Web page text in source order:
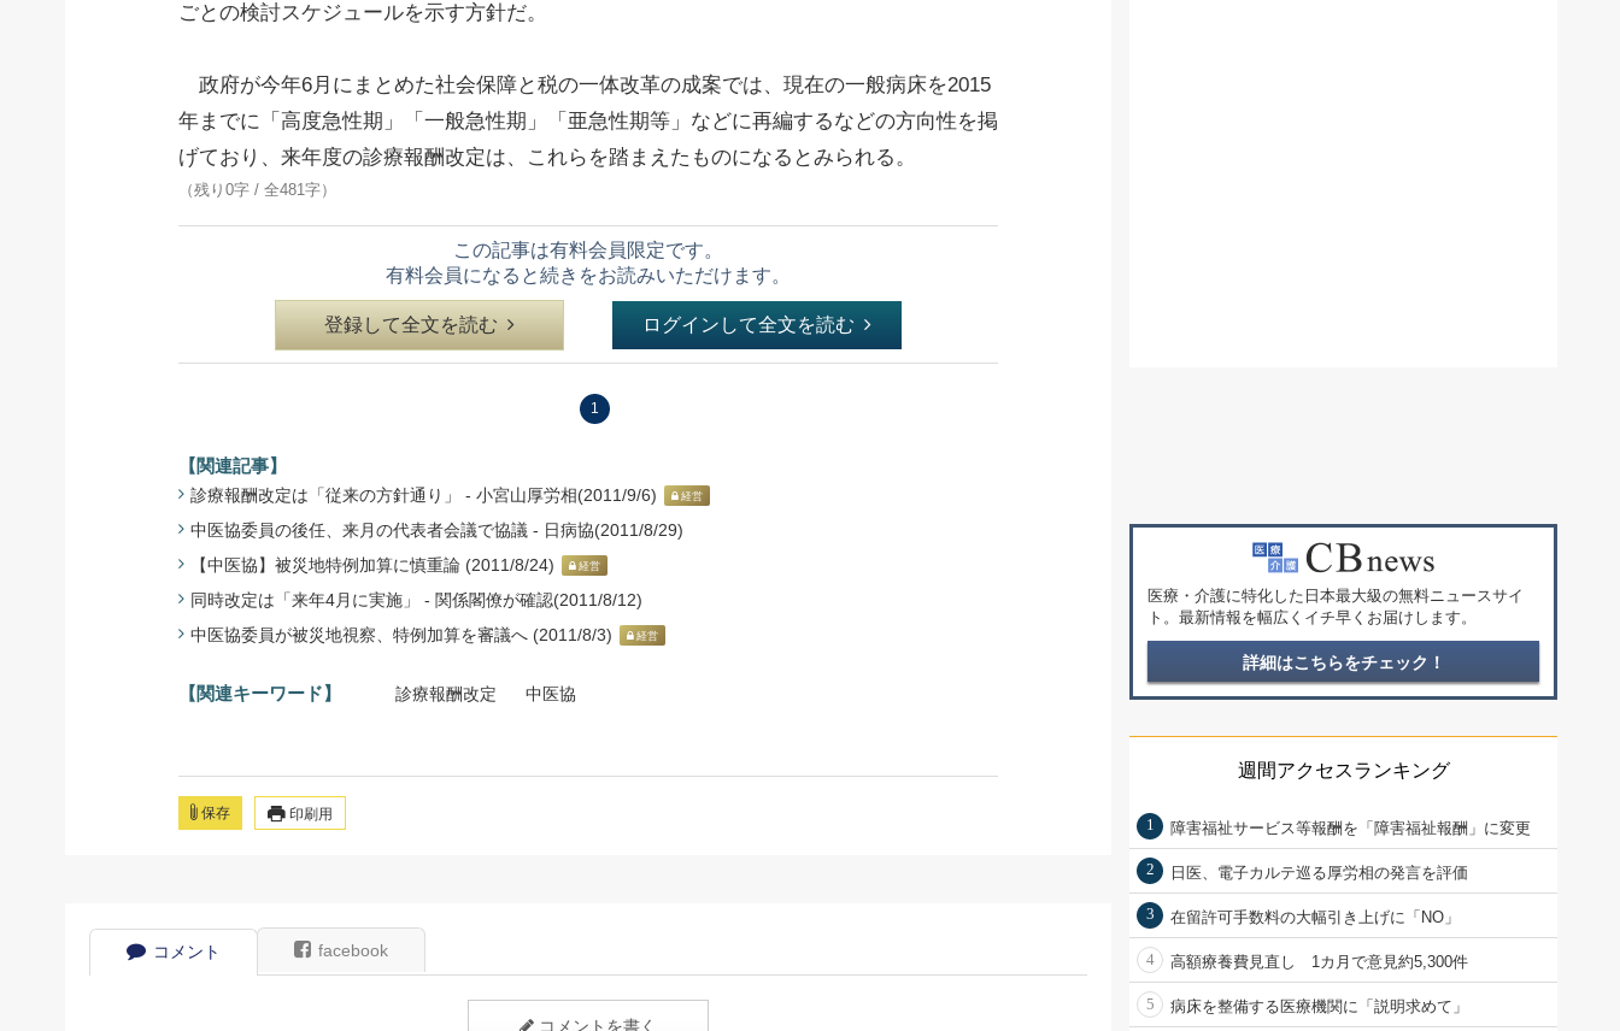
ごとの検討スケジュールを示す方針だ。
政府が今年6月にまとめた社会保障と税の一体改革の成案では、現在の一般病床を2015
年までに「高度急性期」「一般急性期」「亜急性期等」などに再編するなどの方向性を掲
げており、来年度の診療報酬改定は、これらを踏まえたものになるとみられる。
（残り0字 / 全481字）
この記事は有料会員限定です。
有料会員になると続きをお読みいただけます。
登録して全文を読む ログインして全文を読む
1
【関連記事】
診療報酬改定は「従来の方針通り」 - 小宮山厚労相(2011/9/6) 経営
中医協委員の後任、来月の代表者会議で協議 - 日病協(2011/8/29)
【中医協】被災地特例加算に慎重論 (2011/8/24)
経営
同時改定は「来年4月に実施」 - 関係閣僚が確認(2011/8/12)
中医協委員が被災地視察、特例加算を審議へ (2011/8/3)
経営
【関連キーワード】 診療報酬改定 中医協
保存 印刷用
コメント facebook
コメントを書く
医療・介護に特化した日本最大級の無料ニュースサイ
ト。最新情報を幅広くイチ早くお届けします。
詳細はこちらをチェック！
週間アクセスランキング
1 障害福祉サービス等報酬を「障害福祉報酬」に変更
2 日医、電子カルテ巡る厚労相の発言を評価
3 在留許可手数料の大幅引き上げに「NO」
4 高額療養費見直し 1カ月で意見約5,300件
5 病床を整備する医療機関に「説明求めて」